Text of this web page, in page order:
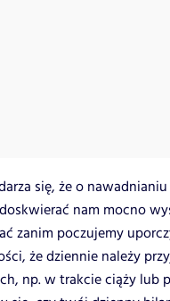
się, że o
nam mocno
zanim poczujemy
że dziennie należy
np. w trakcie ciąży lub